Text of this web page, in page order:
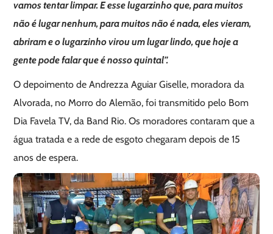
vamos tentar limpar. E esse lugarzinho que, para muitos
não é lugar nenhum, para muitos não é nada, eles vieram,
abriram e o lugarzinho virou um lugar lindo, que hoje a
gente pode falar que é nosso quintal”.
O depoimento de Andrezza Aguiar Giselle, moradora da
Alvorada, no Morro do Alemão, foi transmitido pelo Bom
Dia Favela TV, da Band Rio. Os moradores contaram que a
água tratada e a rede de esgoto chegaram depois de 15
anos de espera.